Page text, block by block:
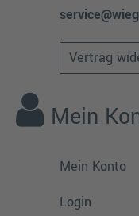
Vertrag
Mein
Mein Konto
Login